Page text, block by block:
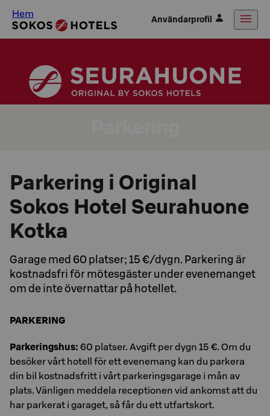
Hem Användarprofil
Parkering i Original
Sokos Hotel Seurahuone
Kotka
Garage med 60 platser; 15 €/dygn. Parkering är
kostnadsfri för mötesgäster under evenemanget
om de inte övernattar på hotellet.
PARKERING
Par­ke­rings­hus: 60 plat­ser. Av­gift per dygn 15 €. Om du
besöker vårt hotell för ett evenemang kan du parkera
din bil kostnadsfritt i vårt parkeringsgarage i mån av
plats. Vänligen meddela receptionen vid ankomst att du
har parkerat i garaget, så får du ett utfartskort.